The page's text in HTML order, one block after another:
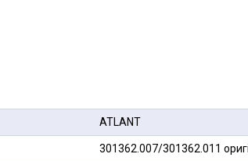
ATLANT
301362.007/301362.011